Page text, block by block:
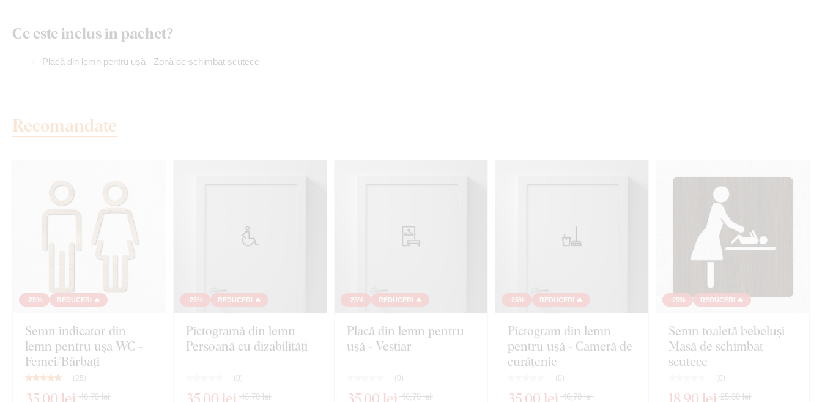
Ce este inclus în pachet?
Placă din lemn pentru ușă - Zonă de schimbat scutece
Recomandate
-25% REDUCERI 🔥
Semn indicator din
lemn pentru ușa WC -
Femei/Bărbați
(25)
46,70 lei
-25% REDUCERI 🔥
Pictogramă din lemn -
Persoană cu dizabilități
( 0)
46,70 lei
-25% REDUCERI 🔥
Placă din lemn pentru
ușă - Vestiar
( 0)
46,70 lei
-25% REDUCERI 🔥
Pictogram din lemn
pentru ușă - Cameră de
curățenie
( 0)
46,70 lei
-25% REDUCERI 🔥
Semn toaletă bebeluși -
Masă de schimbat
scutece
( 0)
25,30 lei